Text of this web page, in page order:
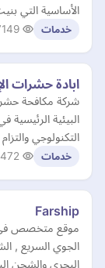
الأساسية التي بنيت
خدمات
ابادة حشرات
شركة مكافحة
البيئية الرئيسية
التكنولوجي والتزام 0563350658 .
خدمات
Farship
موقع متخصص في
الجوي السريع ,
البحري والشحن